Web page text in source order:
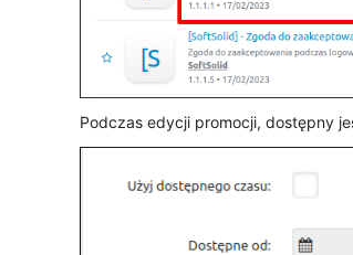
Podczas edycji promocji, dostępny